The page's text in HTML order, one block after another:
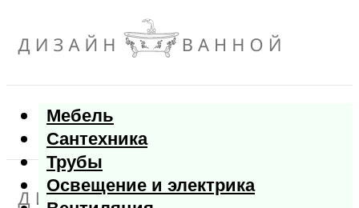
Мебель
Сантехника
Трубы
Освещение и электрика